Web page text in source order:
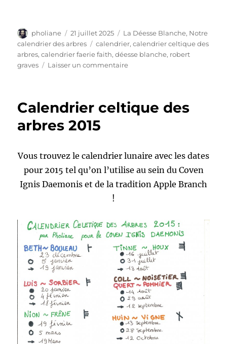
Auteur
pholiane
Publié
le
21 juillet 2025 Catégories
La Déesse Blanche, Notre
calendrier des arbres
Étiquettes
calendrier,calendrier celtique des
arbres,calendrier faerie faith,déesse blanche, robert
graves
Laisser un commentairesur
calendrier
lunaire
Calendrier celtique des
arbres 2015
Vous trouvez le calendrier lunaire avec les dates
pour 2015 tel qu’on l’utilise au sein du Coven
Ignis Daemonis et de la tradition Apple Branch
!